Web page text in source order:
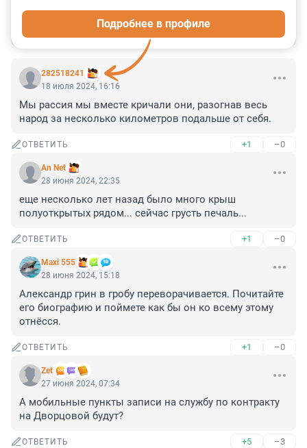
282518241
Подробнее в профиле
18 июля 2024, 16:16
Мы рассия мы вместе кричали они, разогнав весь
народ за несколько километров подальше от себя.
ОТВЕТИТЬ +1 –0
An Net
28 июня 2024, 22:35
еще несколько лет назад было много крыш
полуоткрытых рядом... сейчас грусть печаль...
ОТВЕТИТЬ +1 –0
Maxi 555
28 июня 2024, 15:18
Александр грин в гробу переворачивается. Почитайте
его биографию и поймете как бы он ко всему этому
отнёсся.
ОТВЕТИТЬ +1 –0
Zet
27 июня 2024, 07:34
А мобильные пункты записи на службу по контракту
на Дворцовой будут?
ОТВЕТИТЬ +5 –3